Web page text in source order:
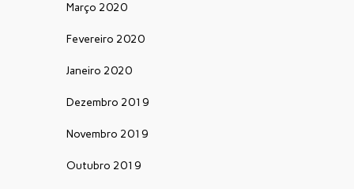
Março 2020
Fevereiro 2020
Janeiro 2020
Dezembro 2019
Novembro 2019
Outubro 2019